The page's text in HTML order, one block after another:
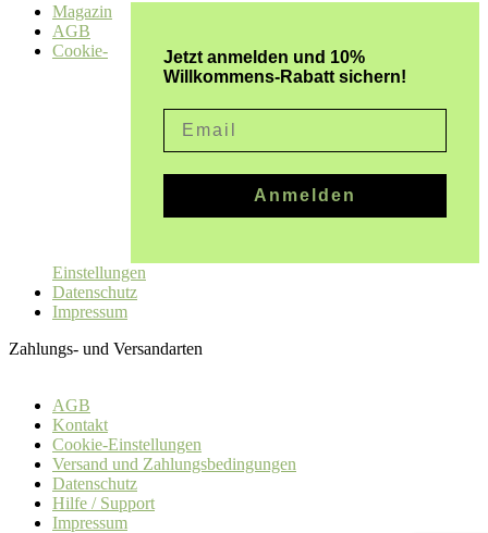
Jetzt anmelden und 10%
Willkommens-Rabatt sichern!
Anmelden
Magazin
AGB
Cookie-
Einstellungen
Datenschutz
Impressum
Zahlungs- und Versandarten
AGB
Kontakt
Cookie-Einstellungen
Versand und Zahlungsbedingungen
Datenschutz
Hilfe / Support
Impressum